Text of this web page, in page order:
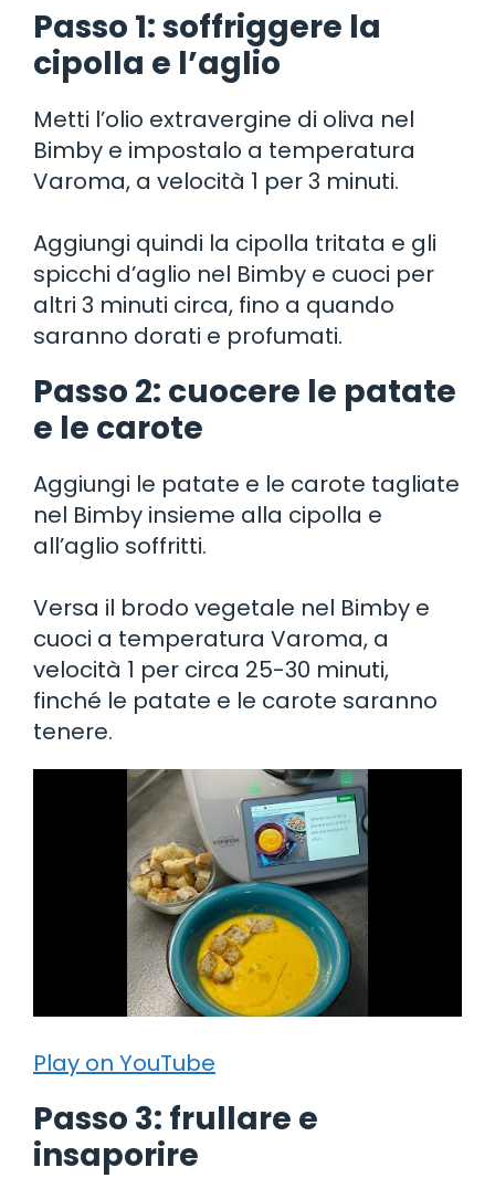
Passo 1: soffriggere la
cipolla e l’aglio
Metti l’olio extravergine di oliva nel
Bimby e impostalo a temperatura
Varoma, a velocità 1 per 3 minuti.
Aggiungi quindi la cipolla tritata e gli
spicchi d’aglio nel Bimby e cuoci per
altri 3 minuti circa, fino a quando
saranno dorati e profumati.
Passo 2: cuocere le patate
e le carote
Aggiungi le patate e le carote tagliate
nel Bimby insieme alla cipolla e
all’aglio soffritti.
Versa il brodo vegetale nel Bimby e
cuoci a temperatura Varoma, a
velocità 1 per circa 25-30 minuti,
finché le patate e le carote saranno
tenere.
Play on YouTube
Passo 3: frullare e
insaporire